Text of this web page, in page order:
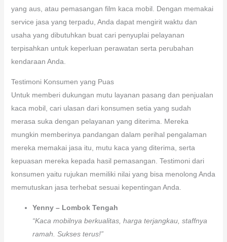
yang aus, atau pemasangan film kaca mobil. Dengan memakai
service jasa yang terpadu, Anda dapat mengirit waktu dan
usaha yang dibutuhkan buat cari penyuplai pelayanan
terpisahkan untuk keperluan perawatan serta perubahan
kendaraan Anda.
Testimoni Konsumen yang Puas
Untuk memberi dukungan mutu layanan pasang dan penjualan
kaca mobil, cari ulasan dari konsumen setia yang sudah
merasa suka dengan pelayanan yang diterima. Mereka
mungkin memberinya pandangan dalam perihal pengalaman
mereka memakai jasa itu, mutu kaca yang diterima, serta
kepuasan mereka kepada hasil pemasangan. Testimoni dari
konsumen yaitu rujukan memiliki nilai yang bisa menolong Anda
memutuskan jasa terhebat sesuai kepentingan Anda.
Yenny – Lombok Tengah
“Kaca mobilnya berkualitas, harga terjangkau, staffnya
ramah. Sukses terus!”